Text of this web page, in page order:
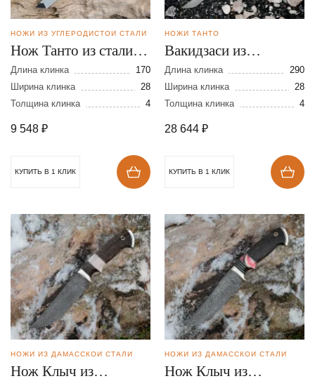
НОЖИ ИЗ УГЛЕРОДИСТОЙ СТАЛИ
Нож Танто из стали
У-10
Длина клинка
170
Ширина клинка
28
Толщина клинка
4
9 548 ₽
КУПИТЬ В 1 КЛИК
НОЖИ ТАНТО
Вакидзаси из
булатной стали
Длина клинка
290
Ширина клинка
28
Толщина клинка
4
28 644 ₽
КУПИТЬ В 1 КЛИК
НОЖИ ИЗ ДАМАССКОЙ СТАЛИ
Нож Клыч из
НОЖИ ИЗ ДАМАССКОЙ СТАЛИ
Нож Клыч из